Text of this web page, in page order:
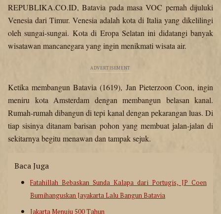
REPUBLIKA.CO.ID, Batavia pada masa VOC pernah dijuluki
Venesia dari Timur. Venesia adalah kota di Italia yang dikelilingi
oleh sungai-sungai. Kota di Eropa Selatan ini didatangi banyak
wisatawan mancanegara yang ingin menikmati wisata air.
Ketika membangun Batavia (1619), Jan Pieterzoon Coon, ingin
meniru kota Amsterdam dengan membangun belasan kanal.
Rumah-rumah dibangun di tepi kanal dengan pekarangan luas. Di
tiap sisinya ditanam barisan pohon yang membuat jalan-jalan di
sekitarnya begitu menawan dan tampak sejuk.
Baca Juga
Fatahillah Bebaskan Sunda Kalapa dari Portugis, JP Coen
Bumihanguskan Jayakarta Lalu Bangun Batavia
Jakarta Menuju 500 Tahun